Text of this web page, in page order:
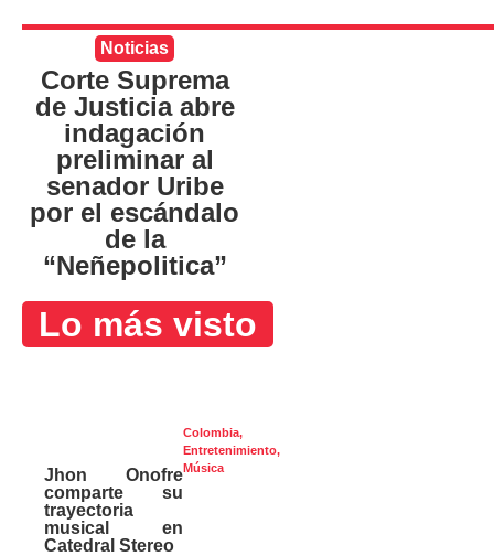
Noticias
Corte Suprema
de Justicia abre
indagación
preliminar al
senador Uribe
por el escándalo
de la
“Neñepolitica”
Lo más visto
Colombia,
Entretenimiento,
Música
Jhon Onofre
comparte su
trayectoria
musical en
Catedral Stereo